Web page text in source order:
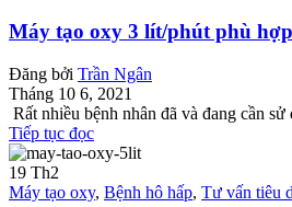
Máy tạo oxy 3 lít/phút phù
Đăng bởi Trần Ngân
Tháng 10 6, 2021
Rất nhiều bệnh nhân đã và đang cần
Tiếp tục đọc
19 Th2
Máy tạo oxy, Bệnh hô hấp, Tư vấn tiêu